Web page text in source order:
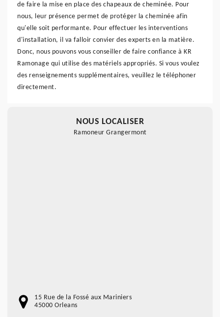
de faire la mise en place des chapeaux de cheminée. Pour
nous, leur présence permet de protéger la cheminée afin
qu'elle soit performante. Pour effectuer les interventions
d'installation, il va falloir convier des experts en la matière.
Donc, nous pouvons vous conseiller de faire confiance à KR
Ramonage qui utilise des matériels appropriés. Si vous voulez
des renseignements supplémentaires, veuillez le téléphoner
directement.
NOUS LOCALISER
Ramoneur Grangermont
15 Rue de la Fossé aux Mariniers
45000 Orleans